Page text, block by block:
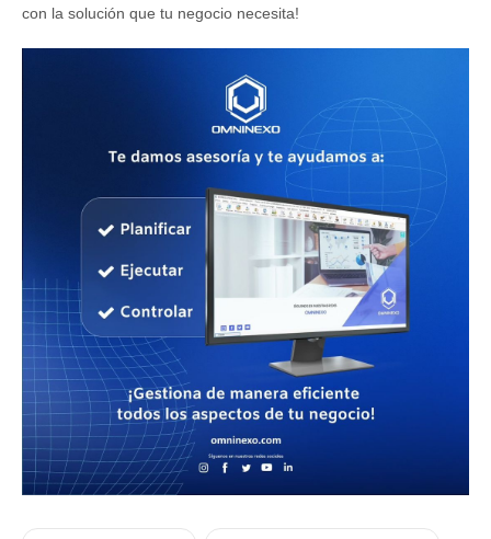
con la solución que tu negocio necesita!